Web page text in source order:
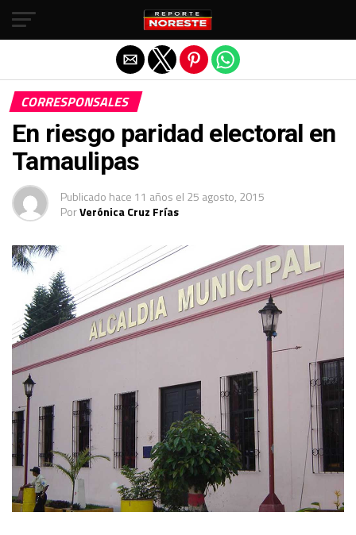
CORRESPONSALES
En riesgo paridad electoral en
Tamaulipas
Publicado hace 11 años el 25 agosto, 2015
PorVerónica Cruz Frías
Salir de la versión móvil